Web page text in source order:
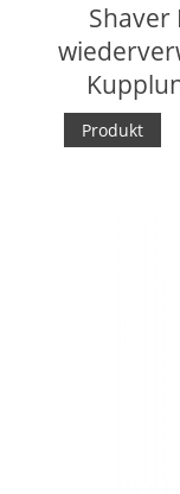
Shaver
Produkt